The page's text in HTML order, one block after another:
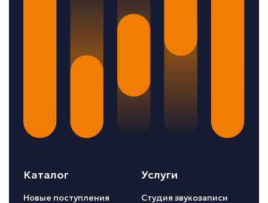
Каталог
Новые поступления
Услуги
Студия звукозаписи